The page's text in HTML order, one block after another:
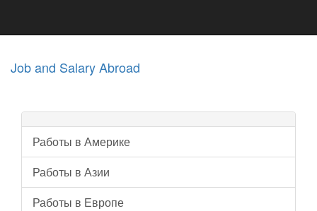
Job and Salary Abroad
Работы в Америке
Работы в Азии
Работы в Европе